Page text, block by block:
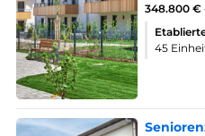
348.800 €
45